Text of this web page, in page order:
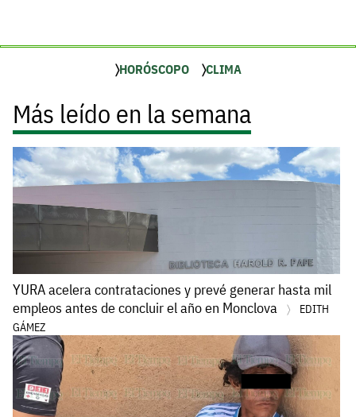
HORÓSCOPO CLIMA
Más leído en la semana
YURA acelera contrataciones y prevé generar hasta mil
empleos antes de concluir el año en Monclova
EDITH
GÁMEZ